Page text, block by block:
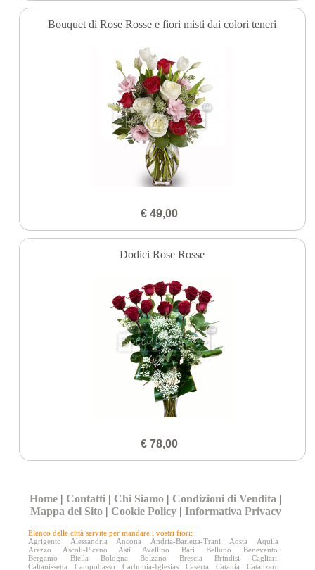
Bouquet di Rose Rosse e fiori misti dai colori teneri
€ 49,00
Dodici Rose Rosse
€ 78,00
Home | Contatti | Chi Siamo | Condizioni di Vendita |
Mappa del Sito | Cookie Policy |Informativa Privacy
Elenco delle città servite per mandare i vostri fiori:
Agrigento
Alessandria Ancona Andria-Barletta-Trani Aosta
Aquila
Arezzo
Ascoli-Piceno Asti Avellino Bari Belluno
Benevento
Bergamo
Biella Bologna Bolzano Brescia Brindisi
Cagliari
Caltanissetta
Campobasso Carbonia-Iglesias Caserta Catania Catanzaro